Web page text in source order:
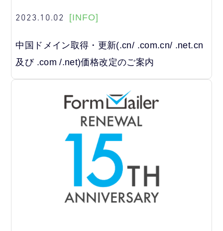
2023.10.02 [INFO]
中国ドメイン取得・更新(.cn/ .com.cn/ .net.cn
及び .com /.net)価格改定のご案内